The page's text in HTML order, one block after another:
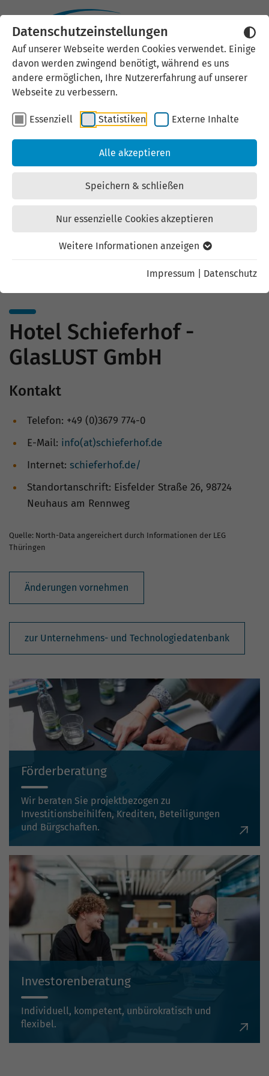
Datenschutzeinstellungen
Auf unserer Webseite werden Cookies verwendet. Einige
davon werden zwingend benötigt, während es uns
andere ermöglichen, Ihre Nutzererfahrung auf unserer
Webseite zu verbessern.
Essenziell Statistiken Externe Inhalte
Alle akzeptieren
Speichern & schließen
Nur essenzielle Cookies akzeptieren
Weitere Informationen anzeigen
Impressum Datenschutz
Externen Inhalt laden
Wir verwenden auf unserer
Website externe Inhalte, um Ihnen
zusätzliche Informationen
anzubieten. Einige externe Inhalte
(z.B. Google Maps, Youtube)
können persönliche Daten (z.B. IP-
Mit der Bestätigung erklären Sie
Hotel Schieferhof -
GlasLUST GmbH
Kontakt
Telefon: +49 (0)3679 774-0
E-Mail: info(at)schieferhof.de
Internet: schieferhof.de/
Standortanschrift: Eisfelder Straße 26, 98724
Neuhaus am Rennweg
Quelle: North-Data angereichert durch Informationen der LEG
Thüringen
Änderungen vornehmen
zur Unternehmens- und Technologiedatenbank
Förderberatung
Wir beraten Sie projektbezogen zu
Investitionsbeihilfen, Krediten, Beteiligungen
und Bürgschaften.
Investorenberatung
Individuell, kompetent, unbürokratisch und
flexibel.